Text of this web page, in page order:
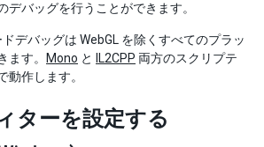
デバッグを行うことができます。
デバッグは WebGL を除くすべてのプラッ
ます。
Mono と IL2CPP 両方のスクリプテ
動作します。
ターを設定する